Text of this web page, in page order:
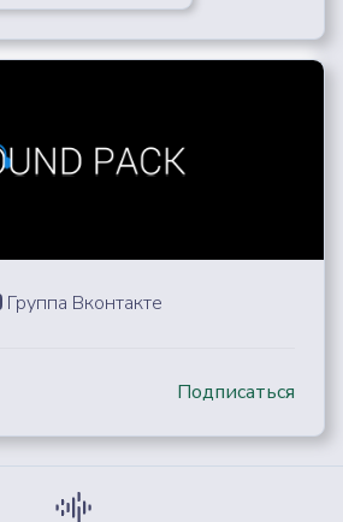
Группа Вконтакте
Подписаться